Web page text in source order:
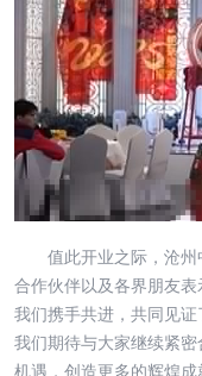
值此开业之际，沧州
合作伙伴以及各界朋友
我们携手共进，共同见证
我们期待与大家继续紧
机遇，创造更多的辉煌